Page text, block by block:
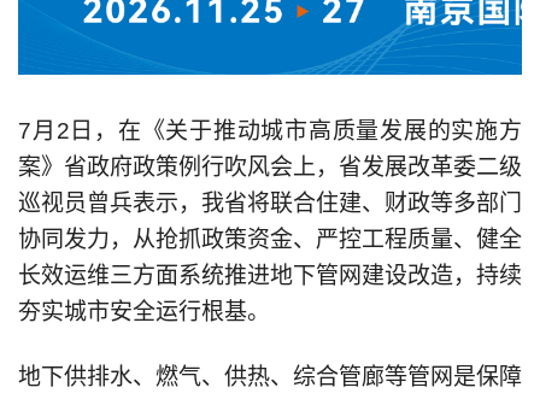
7月2日，在《关于推动城市高质量发展的实施方
案》省政府政策例行吹风会上，省发展改革委二级
巡视员曾兵表示，我省将联合住建、财政等多部门
协同发力，从抢抓政策资金、严控工程质量、健全
长效运维三方面系统推进地下管网建设改造，持续
夯实城市安全运行根基。
地下供排水、燃气、供热、综合管廊等管网是保障